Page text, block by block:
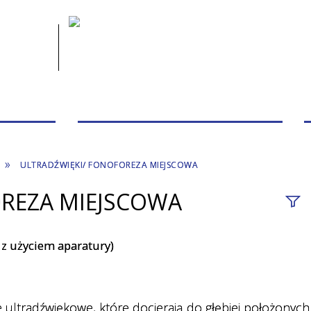
ULTRADŹWIĘKI/ FONOFOREZA MIEJSCOWA
MIEJSCOWA
użyciem aparatury)
które docierają do głębiej